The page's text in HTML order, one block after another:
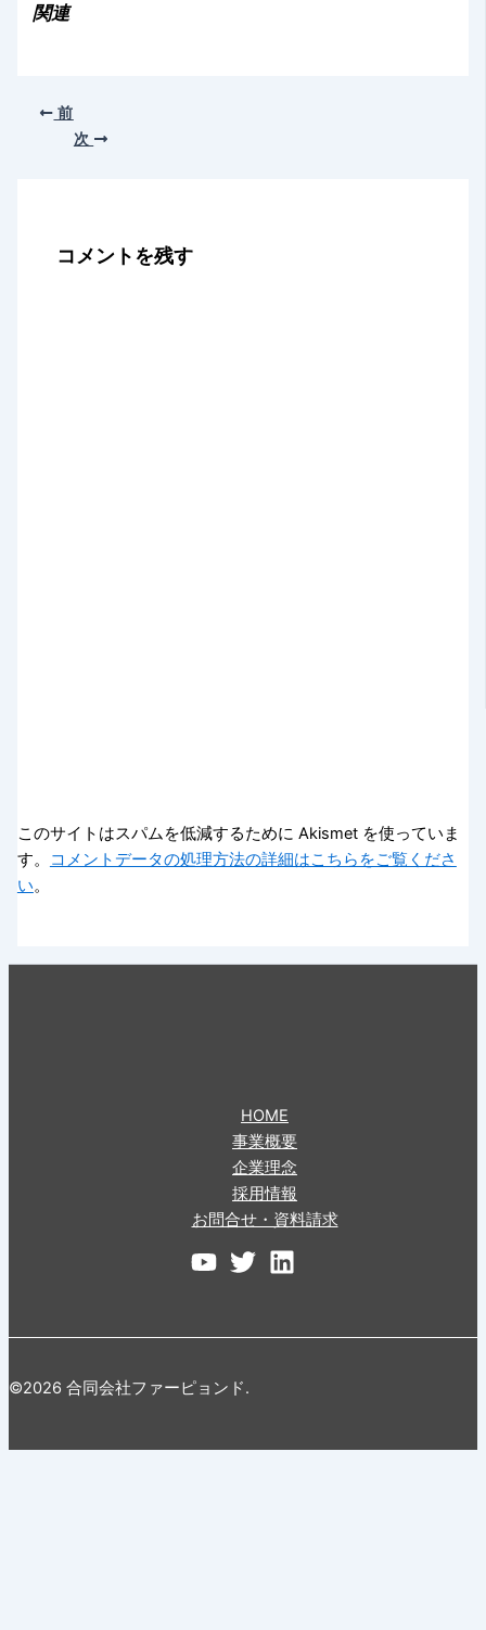
関連
前
次
コメントを残す
このサイトはスパムを低減するために Akismet を使っていま
す。
コメントデータの処理方法の詳細はこちらをご覧くださ
い。
HOME
事業概要
企業理念
採用情報
お問合せ・資料請求
©2026 合同会社ファーピョンド.